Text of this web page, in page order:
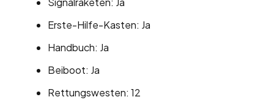
Erste-Hilfe-Kasten: Ja
Handbuch: Ja
Beiboot: Ja
Rettungswesten: 12